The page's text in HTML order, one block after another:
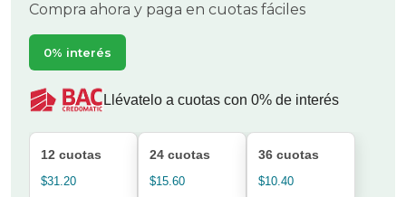
Compra ahora y paga en cuotas fáciles
0% interés
Llévatelo a cuotas con 0% de interés
12 cuotas
$31.20
24 cuotas
$15.60
36 cuotas
$10.40